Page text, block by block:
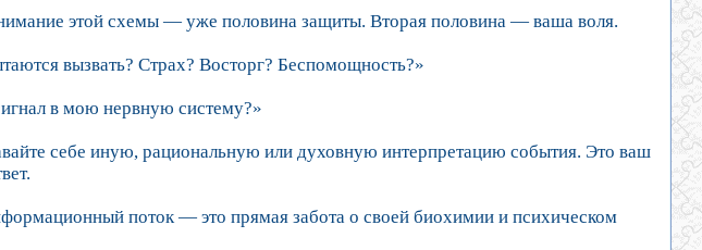
этой схемы — уже половина защиты. Вторая половина — ваша воля.
вызвать? Страх? Восторг? Беспомощность?»
в мою нервную систему?»
себе иную, рациональную или духовную интерпретацию события. Это ваш
поток — это прямая забота о своей биохимии и психическом